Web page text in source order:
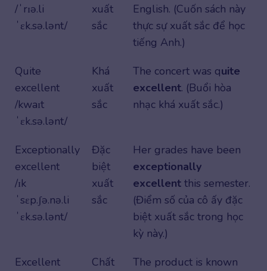
/ˈrɪə.li
ˈɛk.sə.lənt/
xuất
sắc
English. (Cuốn sách này
thực sự xuất sắc để học
tiếng Anh.)
Quite
excellent
/kwaɪt
ˈɛk.sə.lənt/
Khá
xuất
sắc
The concert was quite
excellent. (Buổi hòa
nhạc khá xuất sắc.)
Exceptionally
excellent
/ɪk
ˈsɛp.ʃə.nə.li
ˈɛk.sə.lənt/
Đặc
biệt
xuất
sắc
Her grades have been
exceptionally
excellent this semester.
(Điểm số của cô ấy đặc
biệt xuất sắc trong học
kỳ này.)
Excellent
Chất
The product is known